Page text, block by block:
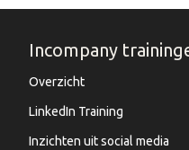
Incompany
Overzicht
LinkedIn Training
Inzichten uit social media